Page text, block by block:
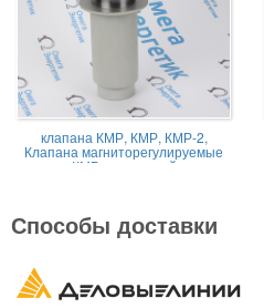
клапана КМР, КМР, КМР-2,
Клапана магниторегулируемые
КМР жидкостной
Способы доставки